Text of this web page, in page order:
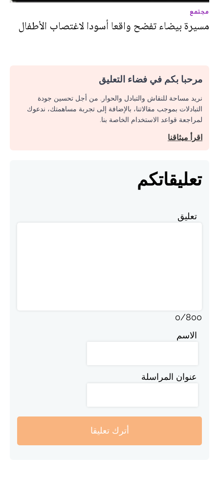
مجتمع
مسيرة بيضاء تفضح واقعا أسودا لاغتصاب الأطفال
مرحبا بكم في فضاء التعليق
نريد مساحة للنقاش والتبادل والحوار. من أجل تحسين جودة
التبادلات بموجب مقالاتنا، بالإضافة إلى تجربة مساهمتك، ندعوك
لمراجعة قواعد الاستخدام الخاصة بنا.
اقرأ ميثاقنا
تعليقاتكم
تعليق
0/800
الاسم
عنوان المراسلة
أترك تعليقا